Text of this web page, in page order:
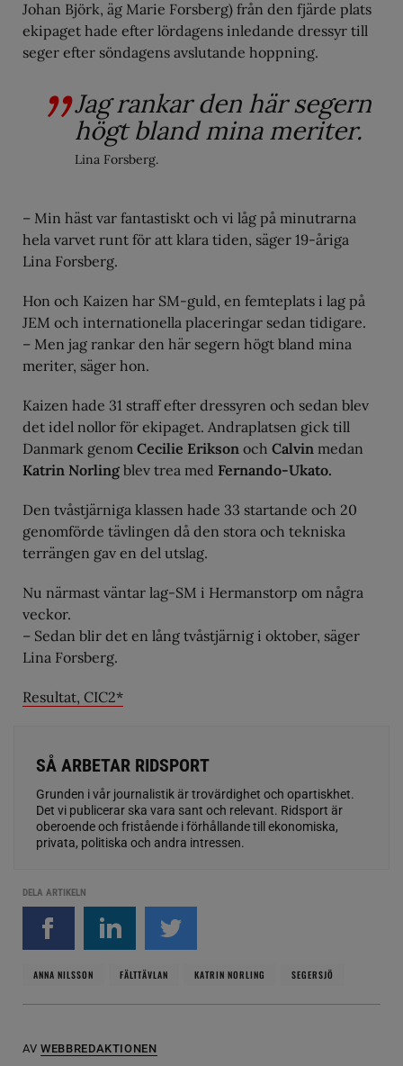
Johan Björk, äg Marie Forsberg) från den fjärde plats
ekipaget hade efter lördagens inledande dressyr till
seger efter söndagens avslutande hoppning.
Jag rankar den här segern
högt bland mina meriter.
Lina Forsberg.
– Min häst var fantastiskt och vi låg på minutrarna
hela varvet runt för att klara tiden, säger 19-åriga
Lina Forsberg.
Hon och Kaizen har SM-guld, en femteplats i lag på
JEM och internationella placeringar sedan tidigare.
– Men jag rankar den här segern högt bland mina
meriter, säger hon.
Kaizen hade 31 straff efter dressyren och sedan blev
det idel nollor för ekipaget. Andraplatsen gick till
Danmark genom Cecilie Erikson och Calvin medan
Katrin Norlingblev trea med Fernando-Ukato.
Den tvåstjärniga klassen hade 33 startande och 20
genomförde tävlingen då den stora och tekniska
terrängen gav en del utslag.
Nu närmast väntar lag-SM i Hermanstorp om några
veckor.
– Sedan blir det en lång tvåstjärnig i oktober, säger
Lina Forsberg.
Resultat, CIC2*
SÅ ARBETAR RIDSPORT
Grunden i vår journalistik är trovärdighet och opartiskhet.
Det vi publicerar ska vara sant och relevant. Ridsport är
oberoende och fristående i förhållande till ekonomiska,
privata, politiska och andra intressen.
DELA ARTIKELN
ANNA NILSSON FÄLTTÄVLAN KATRIN NORLING SEGERSJÖ
AV WEBBREDAKTIONEN